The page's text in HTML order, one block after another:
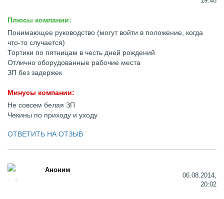
Плюсы компании:
Понимающее руководство (могут войти в положение, когда
что-то случается)
Тортики по пятницам в честь дней рождений
Отлично оборудованные рабочие места
ЗП без задержек
Минусы компании:
Не совсем белая ЗП
Чекины по приходу и уходу
ОТВЕТИТЬ НА ОТЗЫВ
Аноним
06.08.2014,
20:02